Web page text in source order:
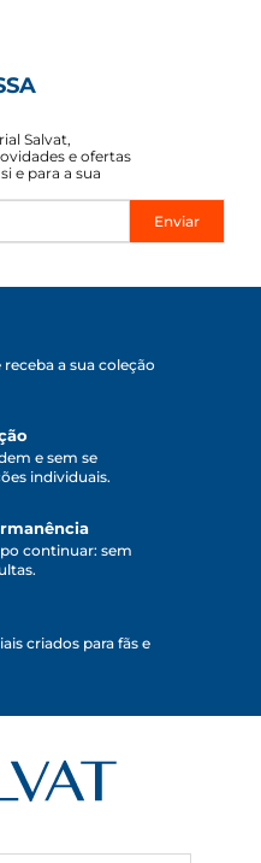
Salvat,
e ofertas
e para a sua
Enviar
a sua coleção
e sem se
individuais.
continuar: sem
criados para fãs e